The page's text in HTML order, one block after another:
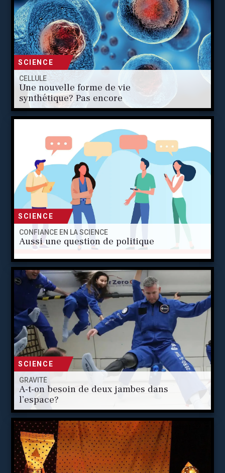
SCIENCE
CELLULE
Une nouvelle forme de vie
synthétique? Pas encore
SCIENCE
CONFIANCE EN LA SCIENCE
Aussi une question de politique
SCIENCE
GRAVITÉ
A-t-on besoin de deux jambes dans
l’espace?